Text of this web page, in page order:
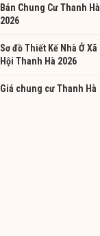
Bán Chung Cư Thanh Hà
2026
Sơ đồ Thiết Kế Nhà Ở Xã
Hội Thanh Hà 2026
Giá chung cư Thanh Hà